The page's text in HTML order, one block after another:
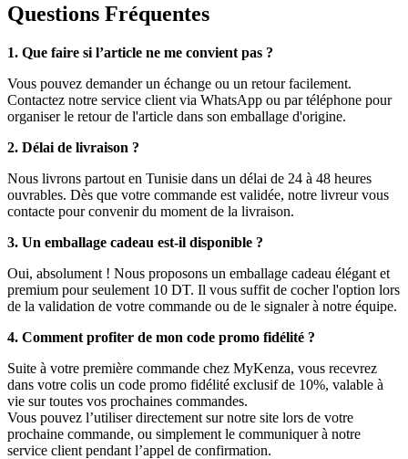
Questions Fréquentes
1. Que faire si l’article ne me convient pas ?
Vous pouvez demander un échange ou un retour facilement.
Contactez notre service client via WhatsApp ou par téléphone pour
organiser le retour de l'article dans son emballage d'origine.
2. Délai de livraison ?
Nous livrons partout en Tunisie dans un délai de 24 à 48 heures
ouvrables. Dès que votre commande est validée, notre livreur vous
contacte pour convenir du moment de la livraison.
3. Un emballage cadeau est-il disponible ?
Oui, absolument ! Nous proposons un emballage cadeau élégant et
premium pour seulement 10 DT. Il vous suffit de cocher l'option lors
de la validation de votre commande ou de le signaler à notre équipe.
4. Comment profiter de mon code promo fidélité ?
Suite à votre première commande chez MyKenza, vous recevrez
dans votre colis un code promo fidélité exclusif de 10%, valable à
vie sur toutes vos prochaines commandes.
Vous pouvez l’utiliser directement sur notre site lors de votre
prochaine commande, ou simplement le communiquer à notre
service client pendant l’appel de confirmation.